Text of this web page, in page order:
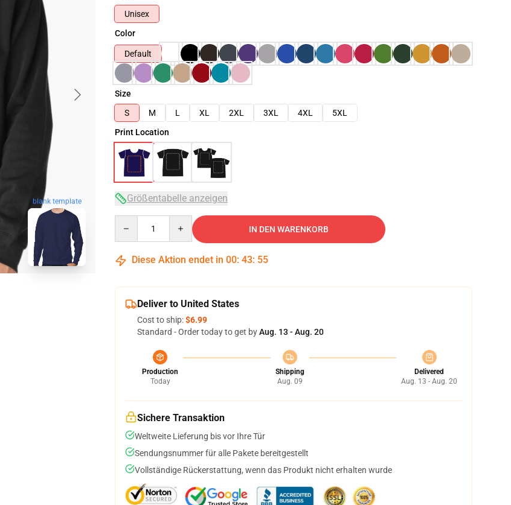
blank template
Unisex
Color
Default
Size
S
M L XL 2XL 3XL 4XL
5XL
Print Location
Größentabelle anzeigen
IN DEN WARENKORB
Diese Aktion endet in 00: 43: 54
Deliver to United States
Cost to ship:$6.99
Standard - Order today to get byAug. 13 - Aug. 20
Production
Today
Shipping
Aug. 09
Delivered
Aug. 13 - Aug. 20
Sichere Transaktion
Weltweite Lieferung bis vor Ihre Tür
Sendungsnummer für alle Pakete bereitgestellt
Vollständige Rückerstattung, wenn das Produkt nicht erhalten wurde